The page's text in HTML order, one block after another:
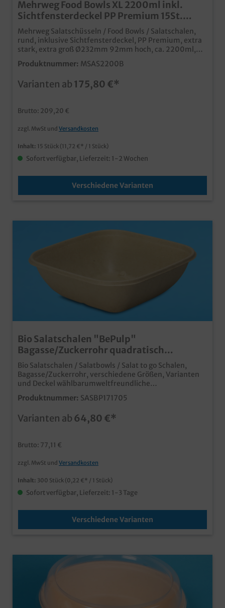
Mehrweg Food Bowls XL 2200ml inkl.
Sichtfensterdeckel PP Premium 15St.
versch. Farben wählbar
Mehrweg Salatschüsseln / Food Bowls / Salatschalen,
rund, inklusive Sichtfensterdeckel, PP Premium, extra
stark, extra groß Ø232mm 92mm hoch, ca. 2200ml,
15St. in VE, verschiedene Farben wählbarhochstabile
und extra große Schüsseln aus Kunststoff für den
und Lieferserviceauch für den internen Gebrauch in
den Dauereinsatznach Gebrauch recycelbarGern bieten
Wunschfarbe, oder individualisiert mit Ihrem
Kontaktieren Sie einfach unseren
Kundenservice.Achtung! Dieser Artikel wird für Sie
kommen.
Produktnummer: MSAS2200B
Varianten ab 175,80 €*
Brutto: 209,20 €
zzgl. MwSt und Versandkosten
Inhalt: 15 Stück (11,72 €* / 1 Stück)
Sofort verfügbar, Lieferzeit: 1-2 Wochen
Verschiedene Varianten
Bio Salatschalen "BePulp"
Bagasse/Zuckerrohr quadratisch
verschiedene Größen zur Auswahl
Bio Salatschalen / Salatbowls / Salat to go Schalen,
Bagasse/Zuckerrohr, verschiedene Größen, Varianten
und Deckel wählbarumweltfreundliche
Einwegverpackungen für den Salat to go
Verkaufnachhaltiges und biologisch abbaubares
oder PP für beste Sicht auf das Produktideal für
Produktnummer: SASBP171705
Varianten ab 64,80 €*
Brutto: 77,11 €
zzgl. MwSt und Versandkosten
Inhalt: 300 Stück (0,22 €* / 1 Stück)
Sofort verfügbar, Lieferzeit: 1-3 Tage
Verschiedene Varianten